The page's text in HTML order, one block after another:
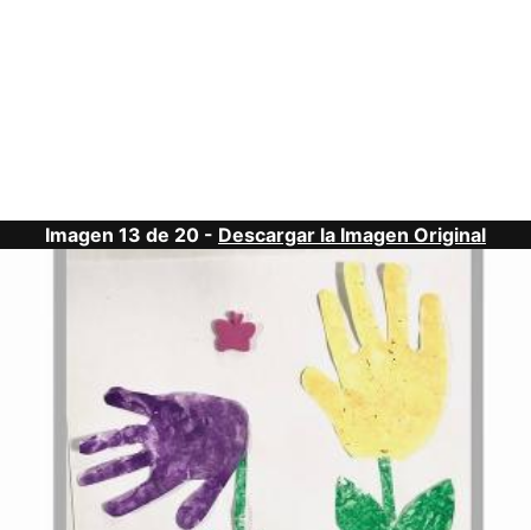
Imagen 13 de 20 - Descargar la Imagen Original